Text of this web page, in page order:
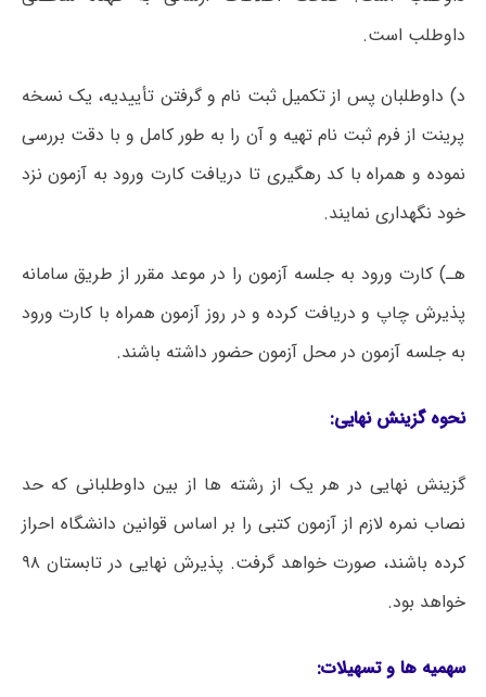
داوطلب است.
د) داوطلبان پس از تکمیل ثبت نام و گرفتن تأییدیه، یک نسخه
پرینت از فرم ثبت نام تهیه و آن را به طور کامل و با دقت بررسی
نموده و همراه با کد رهگیری تا دریافت کارت ورود به آزمون نزد
خود نگهداری نمایند.
هـ) کارت ورود به جلسه آزمون را در موعد مقرر از طریق سامانه
پذیرش چاپ و دریافت کرده و در روز آزمون همراه با کارت ورود
به جلسه آزمون در محل آزمون حضور داشته باشند.
نحوہ گزینش نھایی:
گزینش نهایی در هر یک از رشته ها از بین داوطلبانی که حد
نصاب نمره لازم از آزمون کتبی را بر اساس قوانین دانشگاه احراز
کرده باشند، صورت خواهد گرفت. پذیرش نهایی در تابستان ۹۸
خواهد بود.
سهمیه ها و تسهیلات: